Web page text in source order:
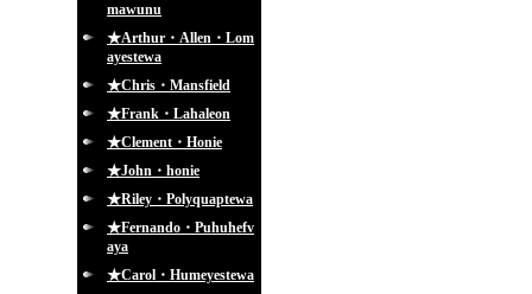
mawunu
★Arthur・Allen・Lom
ayestewa
★Chris・Mansfield
★Frank・Lahaleon
★Clement・Honie
★John・honie
★Riley・Polyquaptewa
★Fernando・Puhuhefv
aya
★Carol・Humeyestewa